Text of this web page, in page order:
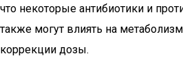
что некоторые антибиотики и
также могут влиять на
коррекции дозы.